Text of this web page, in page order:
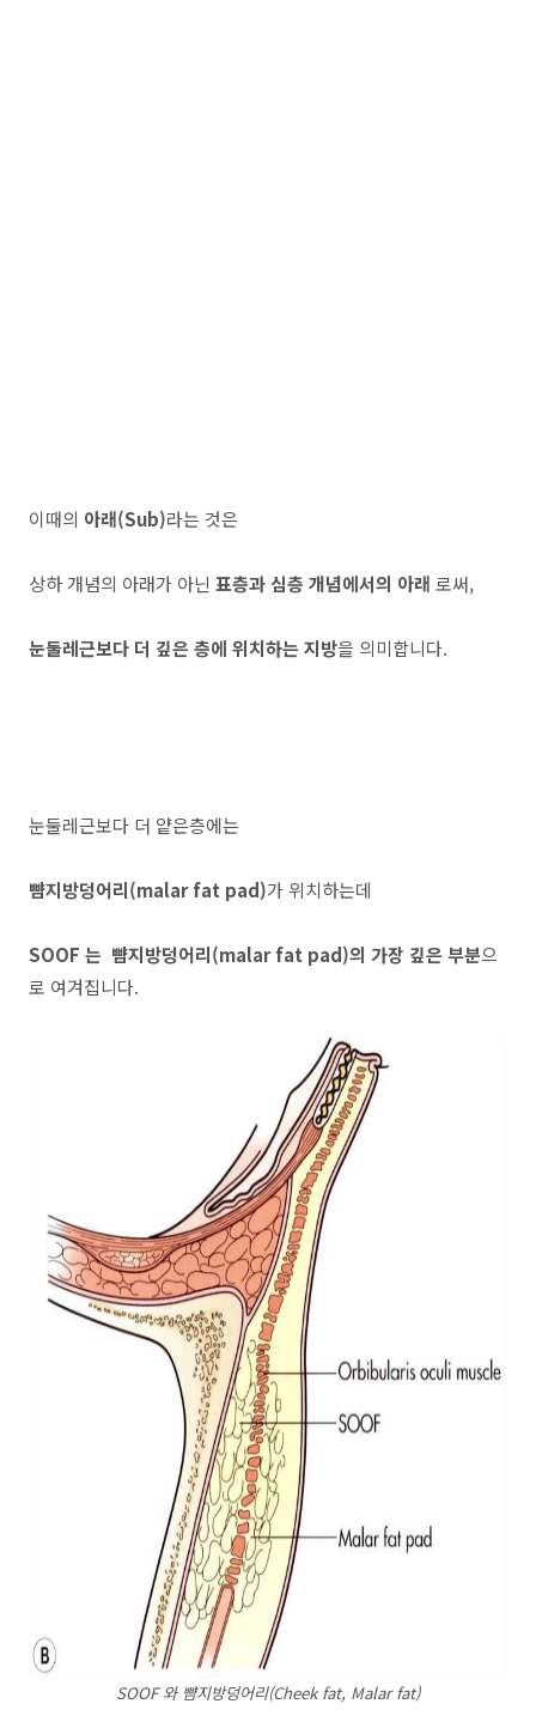
이때의 아래(Sub)라는 것은
상하 개념의 아래가 아닌 표층과 심층 개념에서의 아래 로써,
눈둘레근보다 더 깊은 층에 위치하는 지방을 의미합니다.
눈둘레근보다 더 얕은층에는
뺨지방덩어리(malar fat pad)가 위치하는데
SOOF 는 뺨지방덩어리(malar fat pad)의 가장 깊은 부분으
로 여겨집니다.
SOOF 와 뺨지방덩어리(Cheek fat, Malar fat)